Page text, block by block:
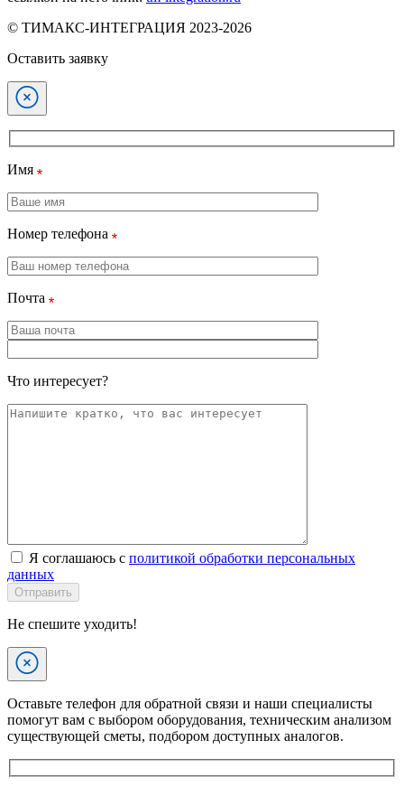
© ТИМАКС-ИНТЕГРАЦИЯ 2023-2026
Оставить заявку
Имя
Номер телефона
Почта
Что интересует?
Я соглашаюсь с политикой обработки персональных
данных
Отправить
Не спешите уходить!
Оставьте телефон для обратной связи и наши специалисты
помогут вам с выбором оборудования, техническим анализом
существующей сметы, подбором доступных аналогов.